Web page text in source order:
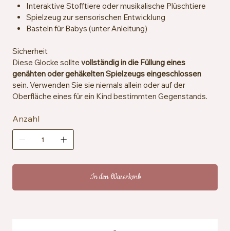
Interaktive Stofftiere oder musikalische Plüschtiere
Spielzeug zur sensorischen Entwicklung
Basteln für Babys (unter Anleitung)
Sicherheit
Diese Glocke sollte vollständig in die Füllung eines
genähten oder gehäkelten Spielzeugs eingeschlossen
sein. Verwenden Sie sie niemals allein oder auf der
Oberfläche eines für ein Kind bestimmten Gegenstands.
Anzahl
In den Warenkorb